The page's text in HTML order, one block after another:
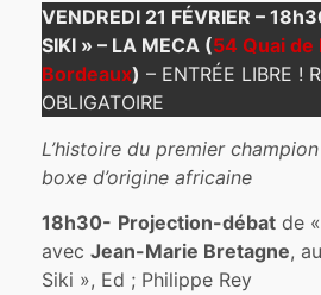
VENDREDI 21 FÉVRIER –
SIKI » – LA MECA (54 Quai
Bordeaux) – ENTRÉE LIBRE !
OBLIGATOIRE
L’histoire du premier
boxe d’origine africaine
18h30- Projection-débat de
avecJean-Marie Bretagne,
Siki », Ed ; Philippe Rey